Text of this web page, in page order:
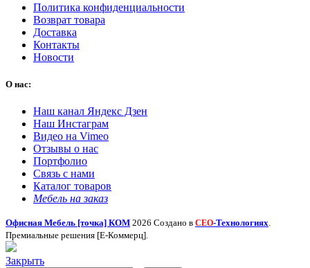
Политика конфиденциальности
Возврат товара
Доставка
Контакты
Новости
О нас:
Наш канал Яндекс Дзен
Наш Инстаграм
Видео на Vimeo
Отзывы о нас
Портфолио
Связь с нами
Каталог товаров
Мебель на заказ
Офисная Мебель [точка] КОМ 2026 Создано в СЕО-Технологиях.
Премиальные решения [Е-Коммерц].
Закрыть